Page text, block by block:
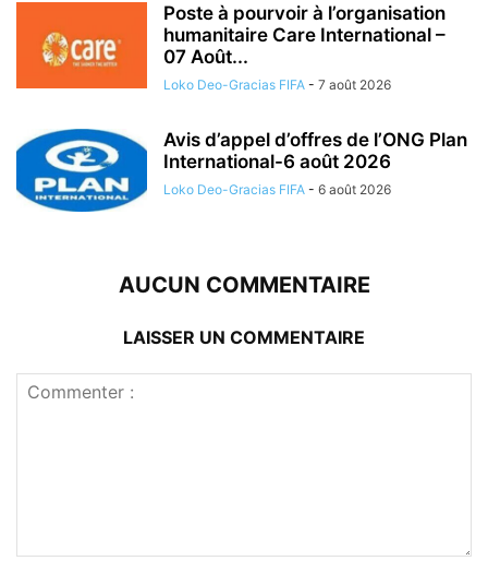
Poste à pourvoir à l’organisation
humanitaire Care International –
07 Août...
Loko Deo-Gracias FIFA - 7 août 2026
Avis d’appel d’offres de l’ONG Plan
International-6 août 2026
Loko Deo-Gracias FIFA - 6 août 2026
AUCUN COMMENTAIRE
LAISSER UN COMMENTAIRE